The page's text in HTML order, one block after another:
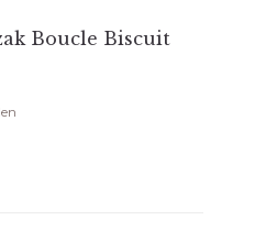
Boucle Biscuit